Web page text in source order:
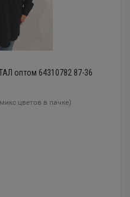
оптом 64310782 87-36
цветов в пачке)